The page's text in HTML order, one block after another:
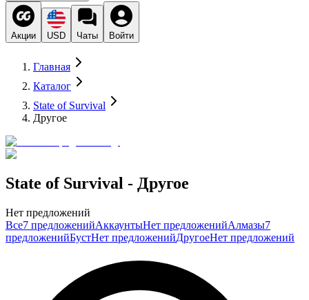
Акции USD Чаты Войти
Главная
Каталог
State of Survival
Другое
State of Survival - Другое
Нет предложений
Все7 предложенийАккаунтыНет предложенийАлмазы7
предложенийБустНет предложенийДругоеНет предложений